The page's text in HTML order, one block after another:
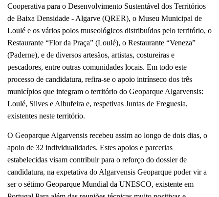
Cooperativa para o Desenvolvimento Sustentável dos Territórios
de Baixa Densidade - Algarve (QRER), o Museu Municipal de
Loulé e os vários polos museológicos distribuídos pelo território, o
Restaurante “Flor da Praça” (Loulé), o Restaurante “Veneza”
(Paderne), e de diversos artesãos, artistas, costureiras e
pescadores, entre outras comunidades locais. Em todo este
processo de candidatura, refira-se o apoio intrínseco dos três
municípios que integram o território do Geoparque Algarvensis:
Loulé, Silves e Albufeira e, respetivas Juntas de Freguesia,
existentes neste território.
O Geoparque Algarvensis recebeu assim ao longo de dois dias, o
apoio de 32 individualidades. Estes apoios e parcerias
estabelecidas visam contribuir para o reforço do dossier de
candidatura, na expetativa do Algarvensis Geoparque poder vir a
ser o sétimo Geoparque Mundial da UNESCO, existente em